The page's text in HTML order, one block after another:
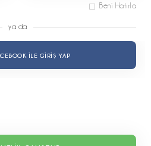
Beni Hatırla
ya da
İLE GİRİŞ YAP